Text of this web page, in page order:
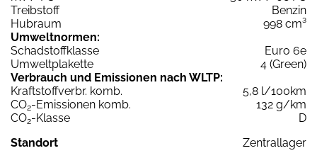
Treibstoff
Benzin
Hubraum
998 cm³
Umweltnormen:
Schadstoffklasse
Euro 6e
Umweltplakette
4 (Green)
Verbrauch und Emissionen nach WLTP:
Kraftstoffverbr. komb.
5,8 l/100km
CO2-Emissionen komb.
132 g/km
CO2-Klasse
D
Standort
Zentrallager